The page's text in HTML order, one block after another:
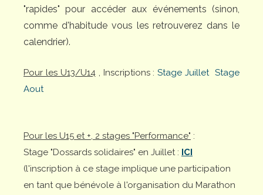
"rapides" pour accéder aux événements (sinon,
comme d'habitude vous les retrouverez dans le
calendrier).
Pour les U13/U14, Inscriptions :Stage Juillet Stage
Aout
Pour les U15 et +, 2 stages "Performance" :
Stage "Dossards solidaires" en Juillet : ICI
(l'inscription à ce stage implique une participation
en tant que bénévole à l'organisation du Marathon